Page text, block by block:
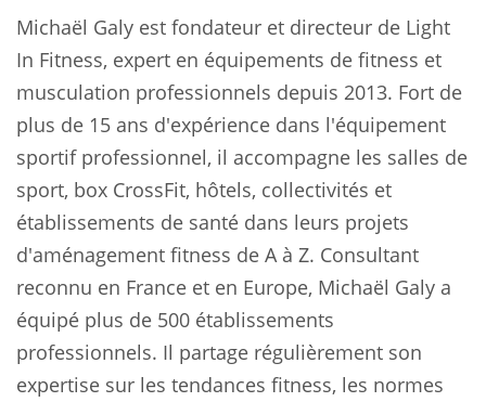
Michaël Galy est fondateur et directeur de Light
In Fitness, expert en équipements de fitness et
musculation professionnels depuis 2013. Fort de
plus de 15 ans d'expérience dans l'équipement
sportif professionnel, il accompagne les salles de
sport, box CrossFit, hôtels, collectivités et
établissements de santé dans leurs projets
d'aménagement fitness de A à Z. Consultant
reconnu en France et en Europe, Michaël Galy a
équipé plus de 500 établissements
professionnels. Il partage régulièrement son
expertise sur les tendances fitness, les normes